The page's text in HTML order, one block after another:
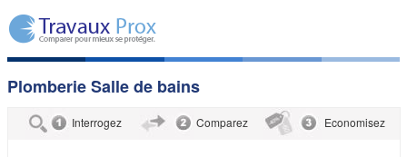
Plomberie Salle de bains
Interrogez Comparez Economisez